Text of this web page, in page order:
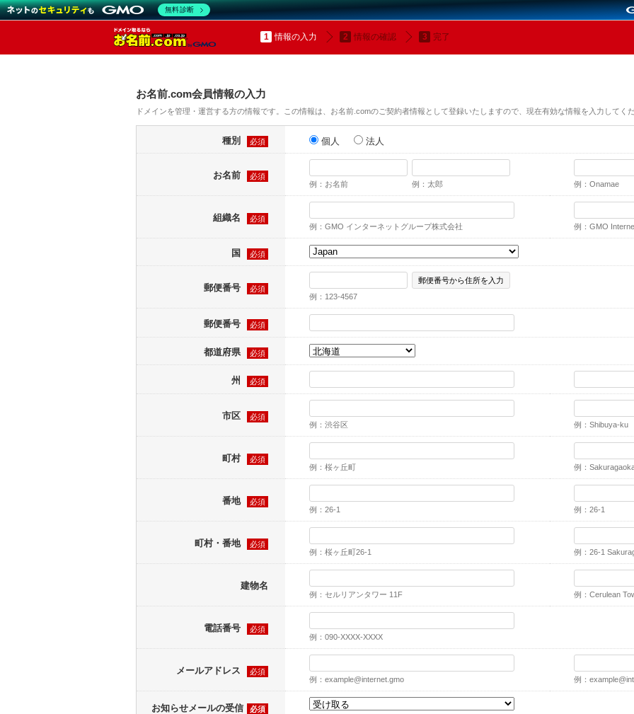
情報の入力 情報の確認 完了
お名前.com会員情報の入力
ドメインを管理・運営する方の情報です。この情報は、お名前.comのご契約者情報として登録いたしますので、現在有効な情報を入力してくだ
種別 必須 個人 法人
お名前
必須
例：お名前
例：太郎 例：Onamae
組織名
必須
例：GMO インターネットグループ株式会社
例：GMO
国 必須
郵便番号
必須
例：123-4567
郵便番号から住所を入力
郵便番号 必須
都道府県 必須
州 必須
市区
必須
例：渋谷区
例：Shibuya-ku
町村
必須
例：桜ヶ丘町
例：
番地
必須
例：26-1
例：26-1
町村・番地
必須
例：桜ヶ丘町26-1
例：26-1
建物名
例：セルリアンタワー 11F 例：Cerulean
電話番号
必須
例：090-XXXX-XXXX
メールアドレス
必須
例： example@internet.gmo 例：
お知らせメールの受信 必須
無料診断